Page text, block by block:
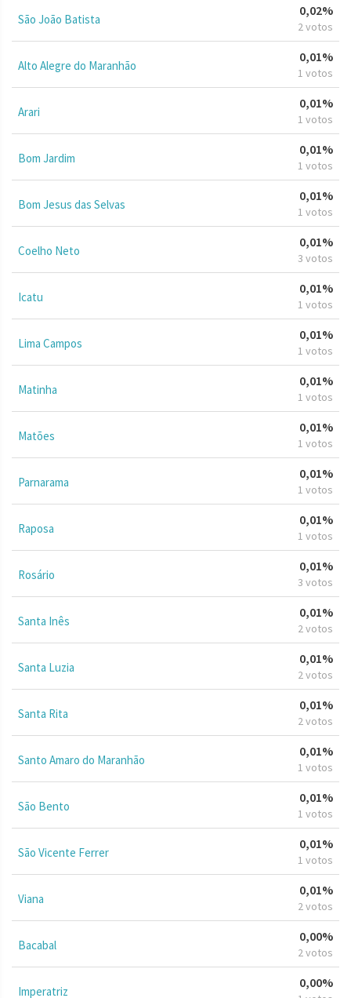
São João Batista
0,02%
2 votos
Alto Alegre do Maranhão
0,01%
1 votos
Arari
0,01%
1 votos
Bom Jardim
0,01%
1 votos
Bom Jesus das Selvas
0,01%
1 votos
Coelho Neto
0,01%
3 votos
Icatu
0,01%
1 votos
Lima Campos
0,01%
1 votos
Matinha
0,01%
1 votos
Matões
0,01%
1 votos
Parnarama
0,01%
1 votos
Raposa
0,01%
1 votos
Rosário
0,01%
3 votos
Santa Inês
0,01%
2 votos
Santa Luzia
0,01%
2 votos
Santa Rita
0,01%
2 votos
Santo Amaro do Maranhão
0,01%
1 votos
São Bento
0,01%
1 votos
São Vicente Ferrer
0,01%
1 votos
Viana
0,01%
2 votos
Bacabal
0,00%
2 votos
Imperatriz
0,00%